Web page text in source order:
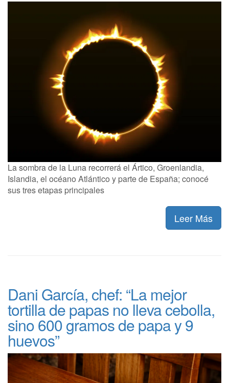
La sombra de la Luna recorrerá el Ártico, Groenlandia,
Islandia, el océano Atlántico y parte de España; conocé
sus tres etapas principales
Leer Más
Dani García, chef: “La mejor
tortilla de papas no lleva cebolla,
sino 600 gramos de papa y 9
huevos”